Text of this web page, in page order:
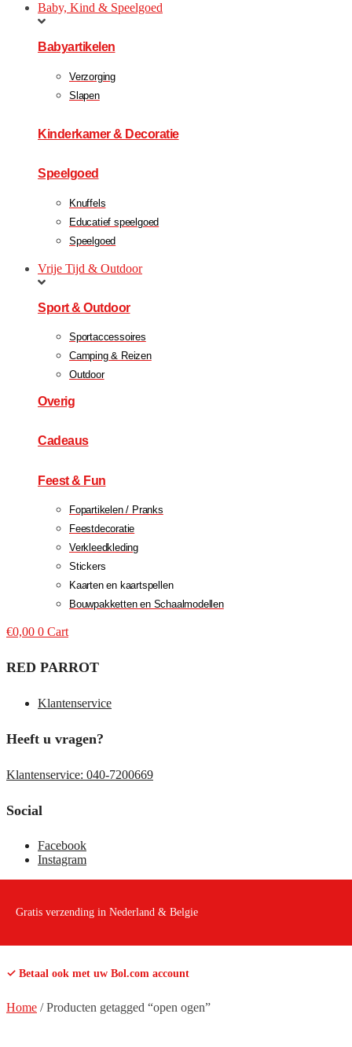
Baby, Kind & Speelgoed
Babyartikelen
Verzorging
Slapen
Kinderkamer & Decoratie
Speelgoed
Knuffels
Educatief speelgoed
Speelgoed
Vrije Tijd & Outdoor
Sport & Outdoor
Sportaccessoires
Camping & Reizen
Outdoor
Overig
Cadeaus
Feest & Fun
Fopartikelen / Pranks
Feestdecoratie
Verkleedkleding
Stickers
Kaarten en kaartspellen
Bouwpakketten en Schaalmodellen
€0,00 0 Cart
RED PARROT
Klantenservice
Heeft u vragen?
Klantenservice: 040-7200669
Social
Facebook
Instagram
Gratis verzending in Nederland & Belgie
✓ Betaal ook met uw Bol.com account
Home /Producten getagged “open ogen”